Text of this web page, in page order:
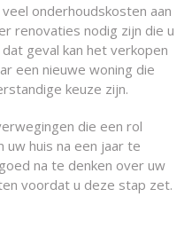
onderhoudskosten aan
renovaties nodig zijn die u
geval kan het verkopen
een nieuwe woning die
keuze zijn.
die een rol
uw huis na een jaar te
na te denken over uw
voordat u deze stap zet.